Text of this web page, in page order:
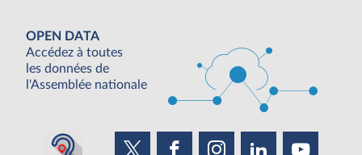
OPEN DATA
Accédez à toutes
les données de
l'Assemblée nationale